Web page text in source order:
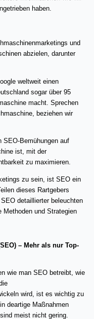
haben.
und
abzielen, darunter
weltweit einen
sogar über 95
macht. Sprechen
beziehen wir
SEO-Bemühungen auf
ist, mit der
zu maximieren.
zu sein, ist SEO ein
dieses Rartgebers
detaillierter beleuchten
Methoden und Strategien
– Mehr als nur Top-
wie man SEO betreibt, wie
wird, ist es wichtig zu
deartige Maßnahmen
meist nicht gering.